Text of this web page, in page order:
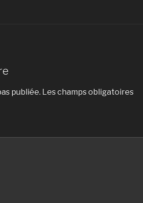
publiée. Les champs obligatoires